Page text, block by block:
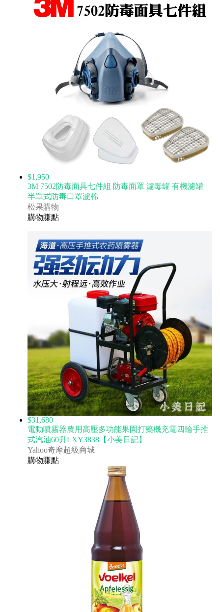
$1,950
3M 7502防毒面具七件組 防毒面罩 濾毒罐 有機濾罐
半罩式防毒口罩濾棉
松果購物
購物賺點
$31,680
電動噴霧器農用高壓多功能果園打藥機充電四輪手推
式汽油60升LXY3838【小美日記】
Yahoo奇摩超級商城
購物賺點